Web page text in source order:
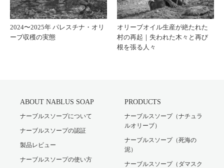
2024〜2025年 パレスチナ・オリ
ーブ収穫の実態
オリーブオイル生産が絶たれた
村の再起｜失われた木々と再び
根を張る人々
ABOUT NABLUS SOAP
ナーブルスソープについて
ナーブルスソープの認証
製品レビュー
ナーブルスソープの使い方
PRODUCTS
ナーブルスソープ（ナチュラ
ルオリーブ）
ナーブルスソープ（死海の
泥）
ナーブルスソープ（ダマスク